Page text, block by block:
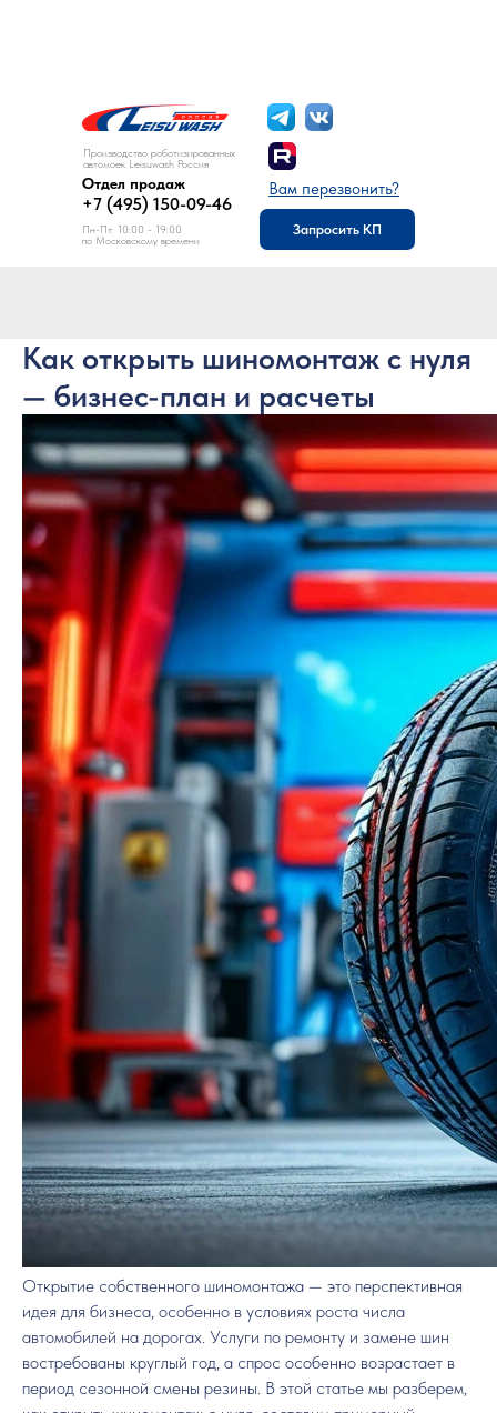
Производство роботизированных
автомоек Leisuwash Россия
+7 (495) 150-09-46
Отдел продаж
Пн-Пт: 10:00 - 19:00
по Московскому времени
Вам перезвонить?
Запросить КП
Как открыть шиномонтаж с нуля
— бизнес-план и расчеты
Открытие собственного шиномонтажа — это перспективная
идея для бизнеса, особенно в условиях роста числа
автомобилей на дорогах. Услуги по ремонту и замене шин
востребованы круглый год, а спрос особенно возрастает в
период сезонной смены резины. В этой статье мы разберем,